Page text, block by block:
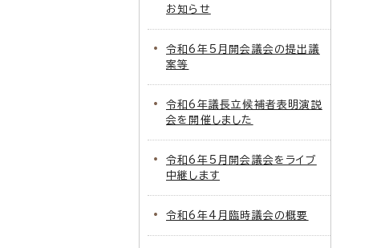
お知らせ
令和6年5月開会議会の提出議
案等
令和6年議長立候補者表明演説
会を開催しました
令和6年5月開会議会をライブ
中継します
令和6年4月臨時議会の概要